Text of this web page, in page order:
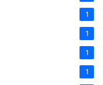
1
1
1
1